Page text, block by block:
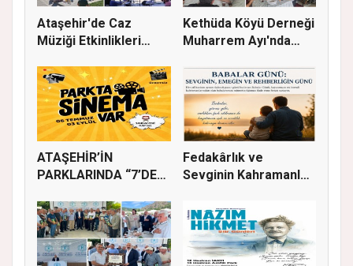
Ataşehir'de Caz
Müziği Etkinlikleri
Kethüda Köyü Derneği
Muharrem Ayı'nda
ATAŞEHİR’İN
PARKLARINDA “7’DEN
Fedakârlık ve
Sevginin Kahramanları